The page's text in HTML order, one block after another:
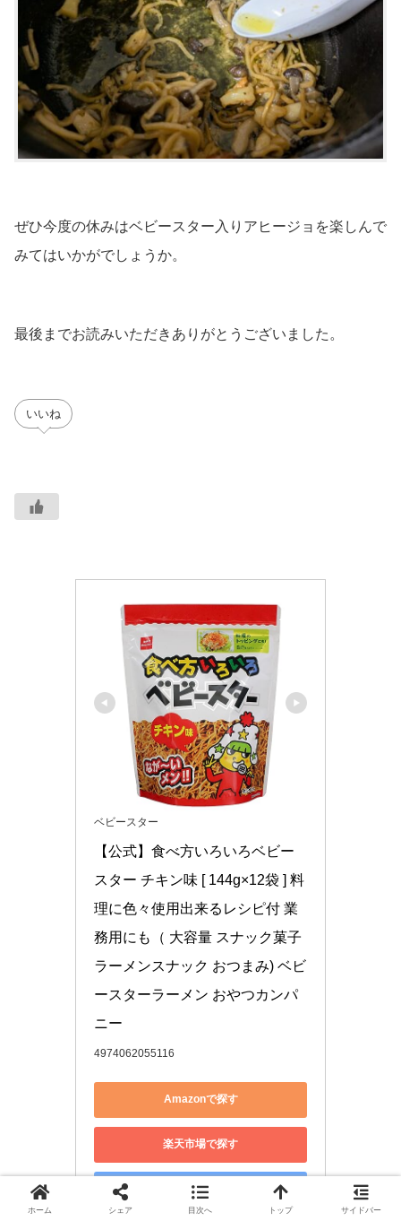
ぜひ今度の休みはベビースター入りアヒージョを楽しんで
みてはいかがでしょうか。
最後までお読みいただきありがとうございました。
いいね
ベビースター
【公式】食べ方いろいろベビー
スター チキン味 [ 144g×12袋 ] 料
理に色々使用出来るレシピ付 業
務用にも（ 大容量 スナック菓子
ラーメンスナック おつまみ) ベビ
ースターラーメン おやつカンパ
ニー
4974062055116
Amazonで探す
楽天市場で探す
Yahoo!ショッピングで探す
ホーム シェア 目次へ トップ サイドバー